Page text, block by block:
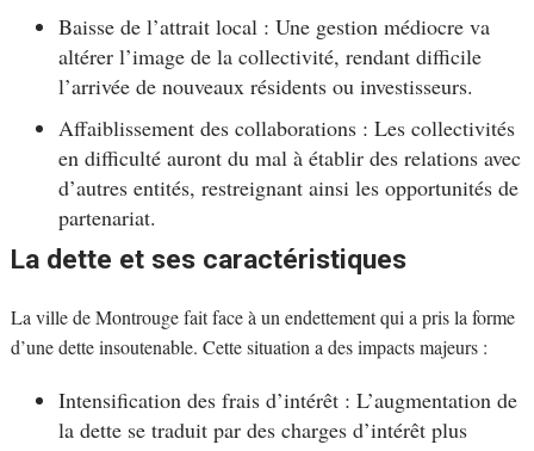
Baisse de l’attrait local : Une gestion médiocre va
altérer l’image de la collectivité, rendant difficile
l’arrivée de nouveaux résidents ou investisseurs.
Affaiblissement des collaborations : Les collectivités
en difficulté auront du mal à établir des relations avec
d’autres entités, restreignant ainsi les opportunités de
partenariat.
La dette et ses caractéristiques
La ville de Montrouge fait face à un endettement qui a pris la forme
d’une dette insoutenable. Cette situation a des impacts majeurs :
Intensification des frais d’intérêt : L’augmentation de
la dette se traduit par des charges d’intérêt plus